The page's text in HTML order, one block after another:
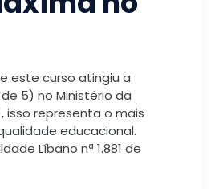
este curso atingiu a
5) no Ministério da
isso representa o mais
educacional.
Líbano nª 1.881 de